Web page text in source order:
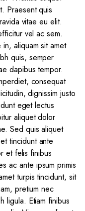
Praesent quis
vitae eu elit.
vel ac sem.
aliquam sit amet
quis, semper
dapibus tempor.
consequat
dignissim justo
eget lectus
aliquet dolor
Sed quis aliquet
tincidunt ante
et felis finibus
ac ante ipsum primis
turpis tincidunt, sit
pretium nec
ligula. Etiam finibus